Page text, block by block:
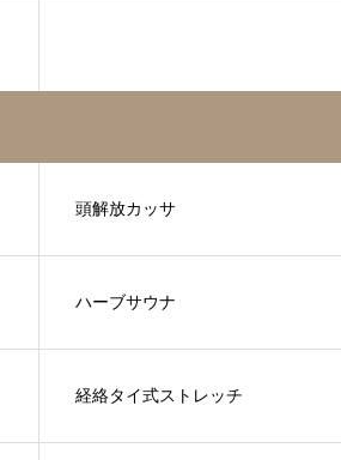
頭解放カッサ
ハーブサウナ
経絡タイ式ストレッチ